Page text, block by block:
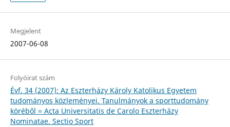
Megjelent
2007-06-08
Folyóirat szám
Évf. 34 (2007): Az Eszterházy Károly Katolikus Egyetem
tudományos közleményei. Tanulmányok a sporttudomány
köréből = Acta Universitatis de Carolo Eszterházy
Nominatae. Sectio Sport